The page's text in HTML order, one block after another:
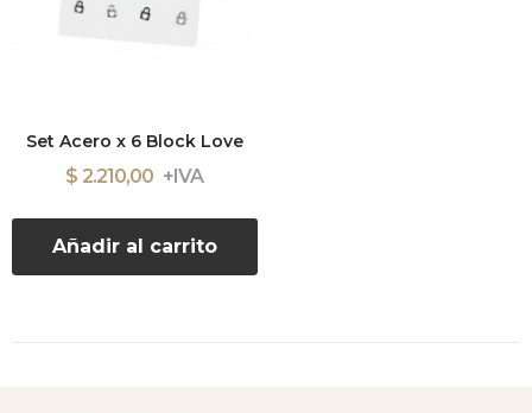
Set Acero x 6 Block Love
$ 2.210,00
Añadir al carrito